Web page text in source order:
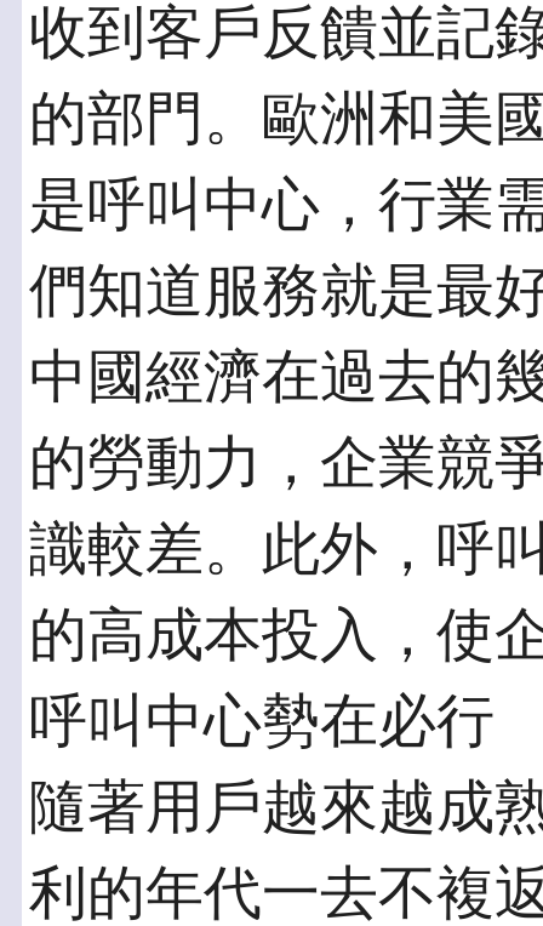
收到客戶反饋並記
的部門。歐洲和美
是呼叫中心，行業
們知道服務就是最
中國經濟在過去的
的勞動力，企業競
識較差。此外，呼
的高成本投入，使
呼叫中心勢在必行
隨著用戶越來越成
利的年代一去不複